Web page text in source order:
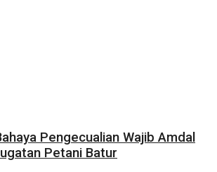
Pengecualian Wajib Amdal
Petani Batur